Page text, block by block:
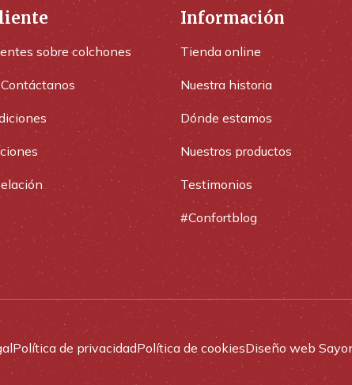
sobre colchones
Información
Tienda online
Nuestra historia
Dónde estamos
Nuestros productos
Testimonios
#Confortblog
Política de privacidadPolítica de cookiesDiseño web